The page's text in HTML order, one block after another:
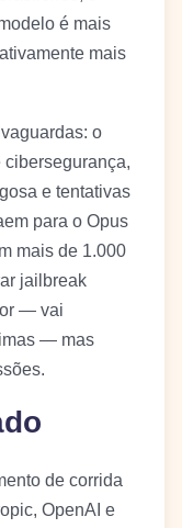
é mais
mais
o
e tentativas
para o Opus
mais de 1.000
jailbreak
— vai
— mas
de corrida
OpenAI e